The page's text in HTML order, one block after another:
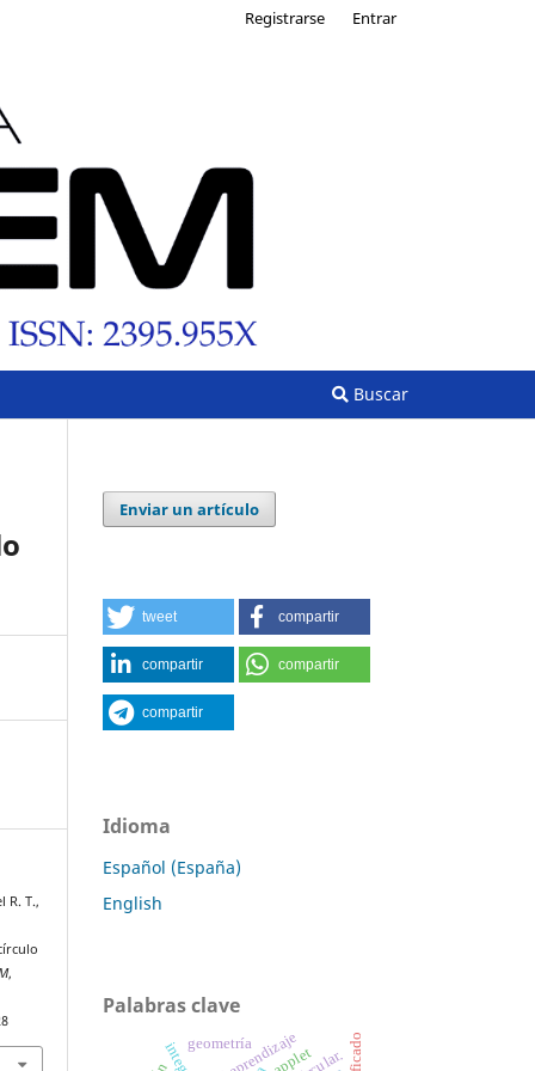
Buscar
Registrarse Entrar
R. T.,
,
Enviar un artículo
tweet compartir
compartir compartir
compartir
Idioma
Español (España)
English
Palabras clave
geometría
applet